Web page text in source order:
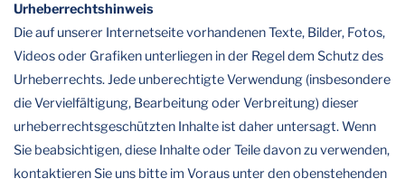
Urheberrechtshinweis
Die auf unserer Internetseite vorhandenen Texte, Bilder, Fotos,
Videos oder Grafiken unterliegen in der Regel dem Schutz des
Urheberrechts. Jede unberechtigte Verwendung (insbesondere
die Vervielfältigung, Bearbeitung oder Verbreitung) dieser
urheberrechtsgeschützten Inhalte ist daher untersagt. Wenn
Sie beabsichtigen, diese Inhalte oder Teile davon zu verwenden,
kontaktieren Sie uns bitte im Voraus unter den obenstehenden